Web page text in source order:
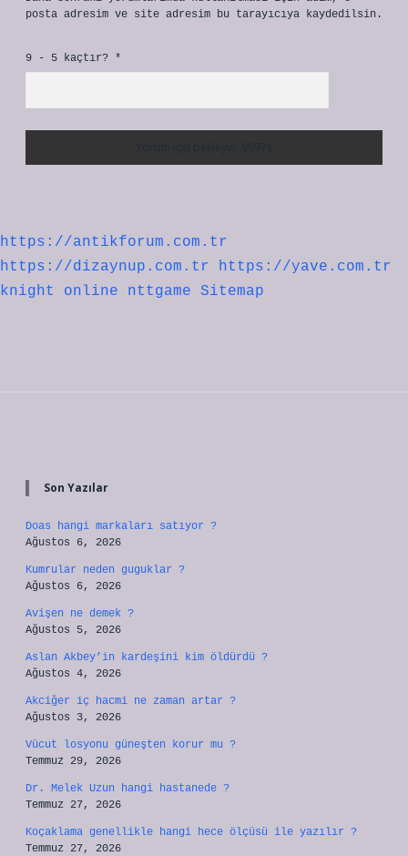
posta adresim ve site adresim bu tarayıcıya kaydedilsin.
9 - 5 kaçtır? *
https://antikforum.com.tr
https://dizaynup.com.tr
https://yave.com.tr
knight online
nttgame Sitemap
Son Yazılar
Doas hangi markaları satıyor ?
Ağustos 6, 2026
Kumrular neden guguklar ?
Ağustos 6, 2026
Avişen ne demek ?
Ağustos 5, 2026
Aslan Akbey’in kardeşini kim öldürdü ?
Ağustos 4, 2026
Akciğer iç hacmi ne zaman artar ?
Ağustos 3, 2026
Vücut losyonu güneşten korur mu ?
Temmuz 29, 2026
Dr. Melek Uzun hangi hastanede ?
Temmuz 27, 2026
Koçaklama genellikle hangi hece ölçüsü ile yazılır ?
Temmuz 27, 2026